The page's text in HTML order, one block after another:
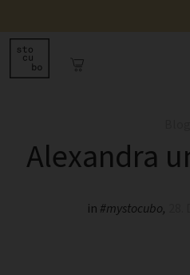
Alexandra
in #mystocubo,